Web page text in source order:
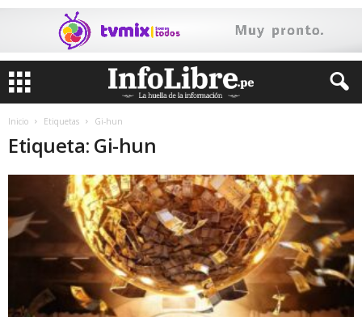
Inicio Etiquetas Gi-hun
Etiqueta: Gi-hun